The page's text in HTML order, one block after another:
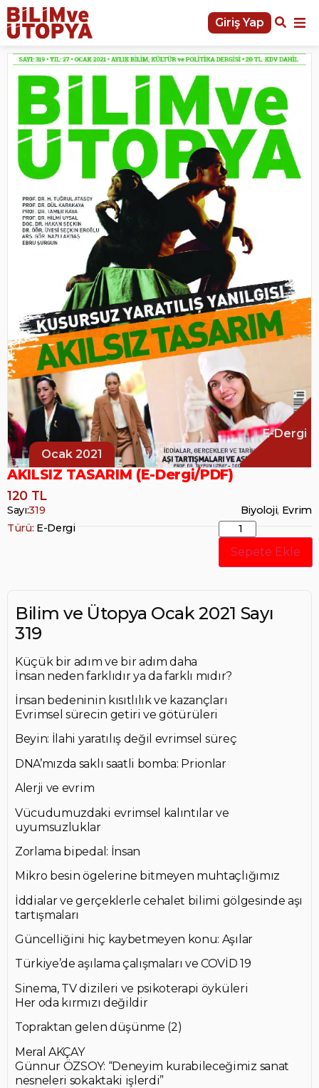
Giriş Yap
Ocak 2021
E-Dergi
AKILSIZ TASARIM (E-Dergi/PDF)
120 TL
Sayı:319 Biyoloji, Evrim
Türü: E-Dergi
Sepete Ekle
Bilim ve Ütopya Ocak 2021 Sayı
319
Küçük bir adım ve bir adım daha
İnsan neden farklıdır ya da farklı mıdır?
İnsan bedeninin kısıtlılık ve kazançları
Evrimsel sürecin getiri ve götürüleri
Beyin: İlahi yaratılış değil evrimsel süreç
DNA’mızda saklı saatli bomba: Prionlar
Alerji ve evrim
Vücudumuzdaki evrimsel kalıntılar ve
uyumsuzluklar
Zorlama bipedal: İnsan
Mikro besin ögelerine bitmeyen muhtaçlığımız
İddialar ve gerçeklerle cehalet bilimi gölgesinde aşı
tartışmaları
Güncelliğini hiç kaybetmeyen konu: Aşılar
Türkiye’de aşılama çalışmaları ve COVİD 19
Sinema, TV dizileri ve psikoterapi öyküleri
Her oda kırmızı değildir
Topraktan gelen düşünme (2)
Meral AKÇAY
Günnur ÖZSOY: “Deneyim kurabileceğimiz sanat
nesneleri sokaktaki işlerdi”